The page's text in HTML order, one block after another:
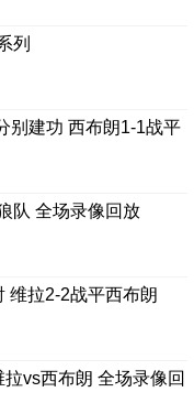
列
别建功 西布朗1-1战平
队 全场录像回放
维拉2-2战平西布朗
vs西布朗 全场录像回